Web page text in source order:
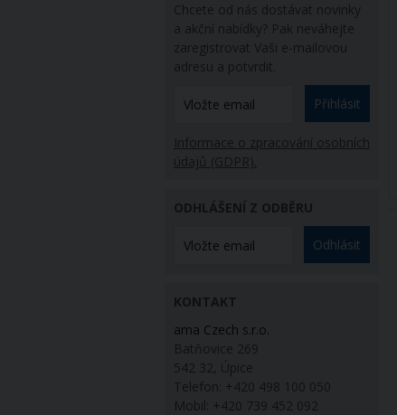
258,59 Kč
Chcete od nás dostávat novinky
a akční nabídky? Pak neváhejte
zaregistrovat Vaši e-mailovou
adresu a potvrdit.
Přihlásit
Informace o zpracování osobních
údajů (GDPR).
ODHLÁŠENÍ Z ODBĚRU
Odhlásit
KONTAKT
ama Czech s.r.o.
Batňovice 269
542 32, Úpice
Telefon: +420 498 100 050
Mobil: +420 739 452 092